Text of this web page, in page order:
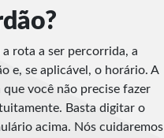
rota a ser percorrida, a
e, se aplicável, o horário. A
você não precise fazer
Basta digitar o
acima. Nós cuidaremos